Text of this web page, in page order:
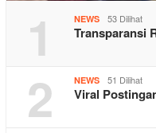
1 NEWS 53 Dilihat
Transparansi
2 NEWS 51 Dilihat
Viral